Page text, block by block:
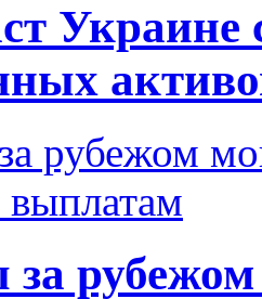
Украине
рубежом